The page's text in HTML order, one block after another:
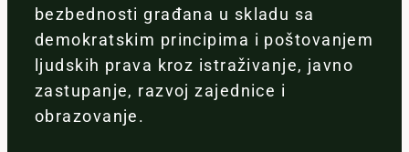
bezbednosti građana u skladu sa
demokratskim principima i poštovanjem
ljudskih prava kroz istraživanje, javno
zastupanje, razvoj zajednice i
obrazovanje.